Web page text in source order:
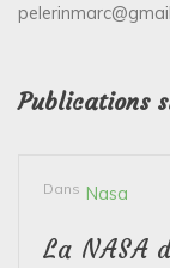
Publications
Dans Nasa
La NASA